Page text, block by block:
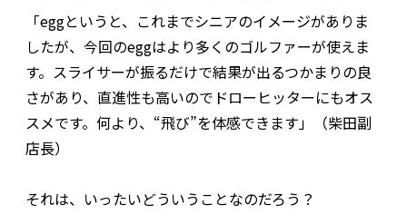
「eggというと、これまでシニアのイメージがありま
したが、今回のeggはより多くのゴルファーが使えま
す。スライサーが振るだけで結果が出るつかまりの良
さがあり、直進性も高いのでドローヒッターにもオス
スメです。何より、“飛び”を体感できます」（柴田副
店長）
それは、いったいどういうことなのだろう？